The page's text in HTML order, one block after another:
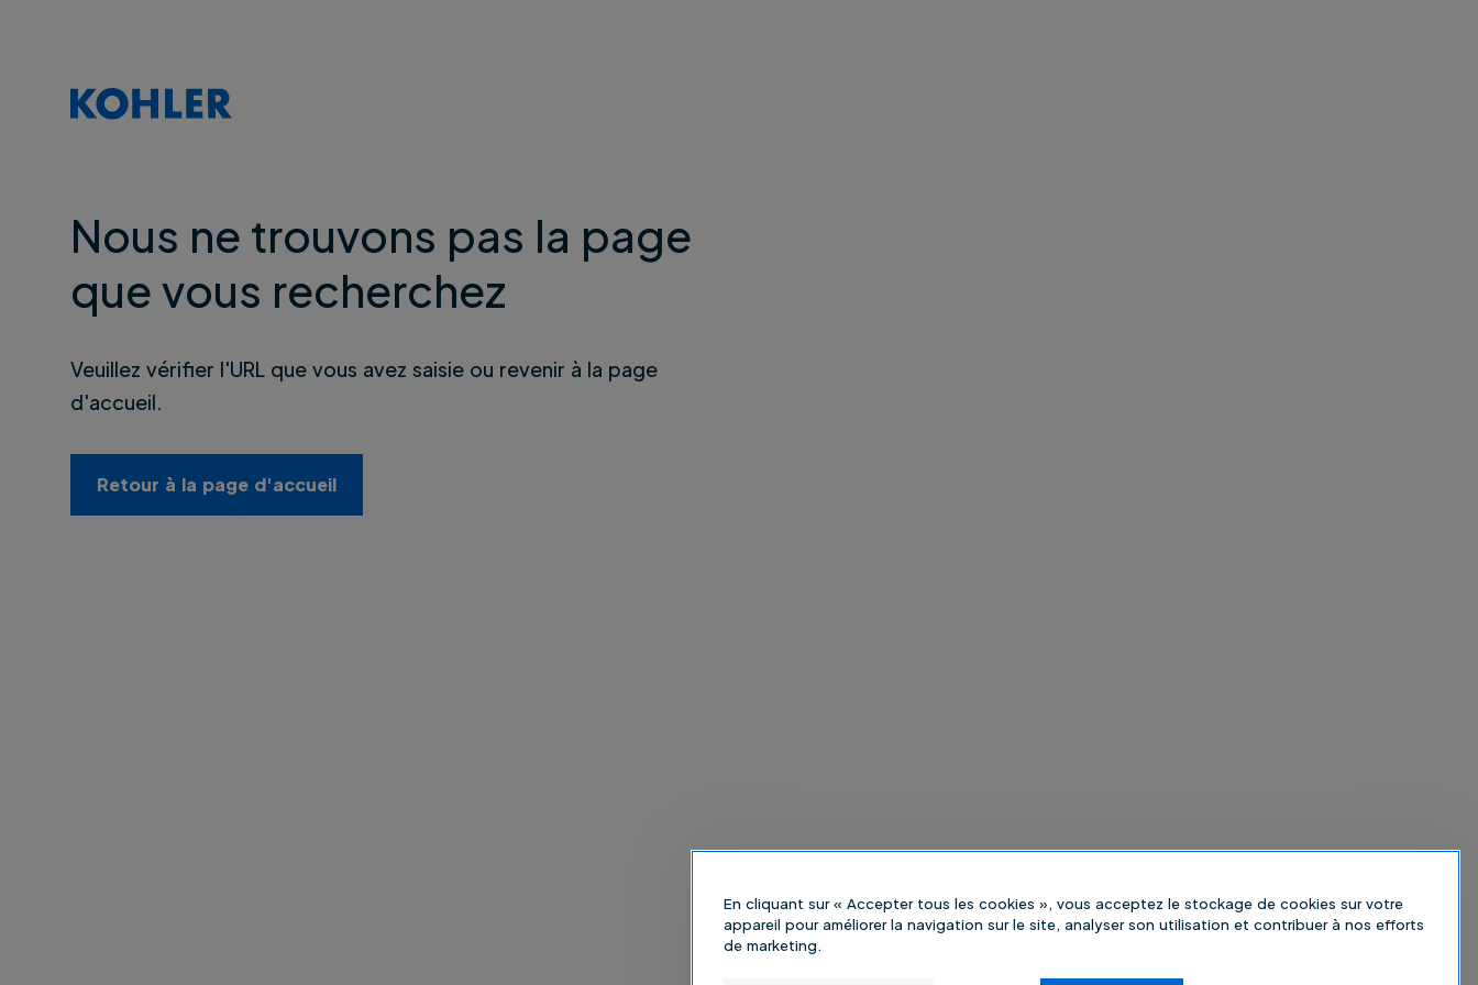
Nous ne trouvons pas la page
que vous recherchez
Veuillez vérifier l'URL que vous avez saisie ou revenir à la page
d'accueil.
Retour à la page d'accueil
En cliquant sur « Accepter tous les cookies », vous acceptez le stockage de cookies sur votre
appareil pour améliorer la navigation sur le site, analyser son utilisation et contribuer à nos efforts
de marketing.